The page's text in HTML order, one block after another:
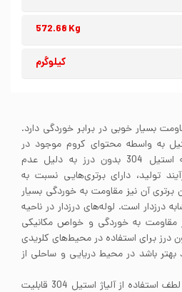
572.68 Kg
کیلوگرم
درز مقاومت بسیار خوبی در برابر خوردگی دارد.
به واسطه محتوای کروم موجود در
ساختار آلیاژی آن است. لوله استیل 304 بدون درز به دلیل عدم
تولید، دارای برتری‌هایی نسبت به
برتری آن نیز مقاومت به خوردگی بسیار
درزدار است. لوله‌های درزدار در ناحیه
مقاومت به خوردگی و خواص مکانیکی
لوله استیل 304 بدون درز برای استفاده در محیط‌های کلریدی
باشد در محیط دریایی و ساحلی از
لوله استیل 304 بدون درز به لطف استفاده از آلیاژ استیل 304 قابلیت